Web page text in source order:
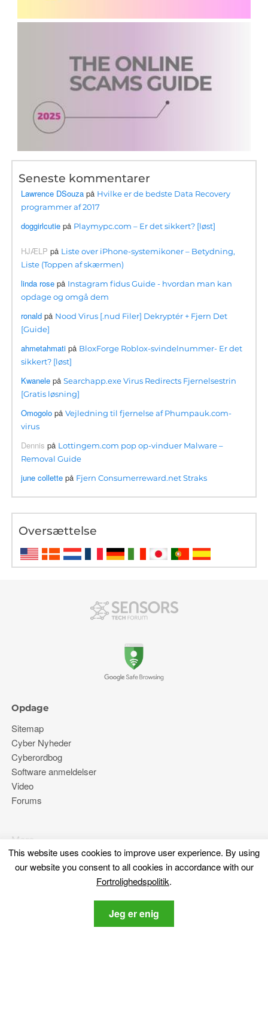
Seneste kommentarer
Lawrence DSouza på Hvilke er de bedste Data Recovery
programmer af 2017
doggirlcutie på Playmypc.com – Er det sikkert? [løst]
HJÆLP på Liste over iPhone-systemikoner – Betydning,
Liste (Toppen af ​​skærmen)
linda rose på Instagram fidus Guide - hvordan man kan
opdage og omgå dem
ronald på Nood Virus [.nud Filer] Dekryptér + Fjern Det
[Guide]
ahmetahmati på BloxForge Roblox-svindelnummer- Er det
sikkert? [løst]
Kwanele påSearchapp.exe Virus Redirects Fjernelsestrin
[Gratis løsning]
Omogolo påVejledning til fjernelse af Phumpauk.com-
virus
Dennis på Lottingem.com pop op-vinduer Malware –
Removal Guide
june collette på Fjern Consumerreward.net Straks
Oversættelse
This website uses cookies to improve user experience. By using
our website you consent to all cookies in accordance with our
Fortrolighedspolitik.
Jeg er enig
Opdage
Sitemap
Cyber ​​Nyheder
Cyberordbog
Software anmeldelser
Video
Forums
Mere
Om os
Fortrolighedspolitik